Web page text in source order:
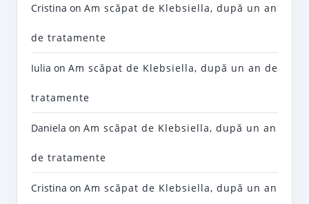
Cristina on Am scăpat de Klebsiella, după un an
de tratamente
Iulia on Am scăpat de Klebsiella, după un an de
tratamente
Daniela on Am scăpat de Klebsiella, după un an
de tratamente
Cristina on Am scăpat de Klebsiella, după un an